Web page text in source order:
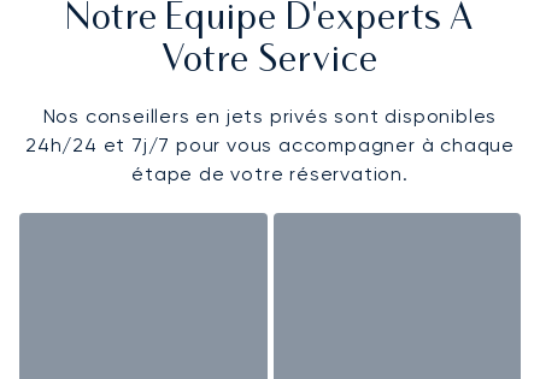
Notre Équipe D'experts À
Votre Service
Nos conseillers en jets privés sont disponibles
24h/24 et 7j/7 pour vous accompagner à chaque
étape de votre réservation.